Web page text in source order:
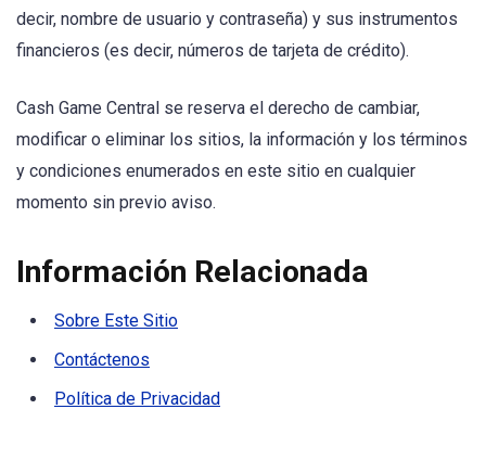
decir, nombre de usuario y contraseña) y sus instrumentos
financieros (es decir, números de tarjeta de crédito).
Cash Game Central se reserva el derecho de cambiar,
modificar o eliminar los sitios, la información y los términos
y condiciones enumerados en este sitio en cualquier
momento sin previo aviso.
Información Relacionada
Sobre Este Sitio
Contáctenos
Política de Privacidad